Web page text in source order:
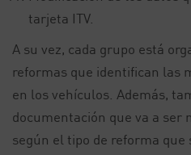
tarjeta ITV.
A su vez, cada grupo está
reformas que identifican las
en los vehículos. Además,
documentación que va a ser
según el tipo de reforma que